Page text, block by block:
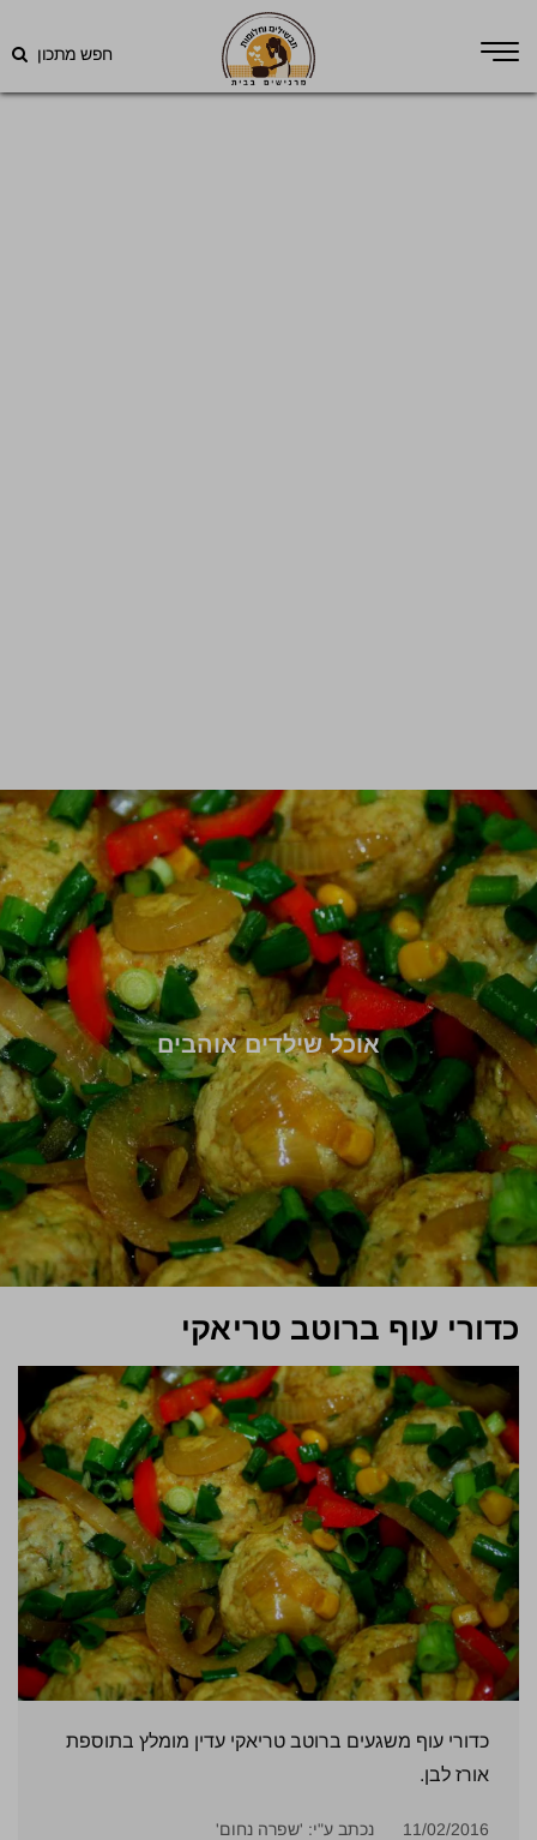
חפש מתכון
אוכל שילדים אוהבים
כדורי עוף ברוטב טריאקי
כדורי עוף משגעים ברוטב טריאקי עדין מומלץ בתוספת
אורז לבן.
11/02/2016 נכתב ע"י: 'שפרה נחום'